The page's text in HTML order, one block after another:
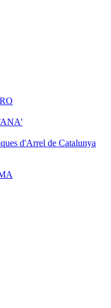
d'Arrel de Catalunya